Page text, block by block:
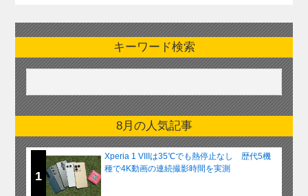
キーワード検索
8月の人気記事
1
Xperia 1 VIIIは35℃でも熱停止なし 歴代5機
種で4K動画の連続撮影時間を実測